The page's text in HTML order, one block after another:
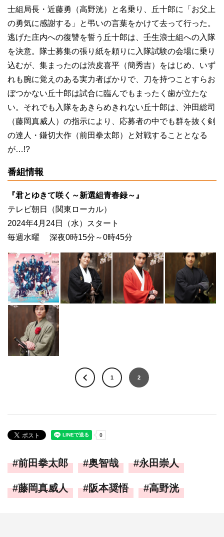
士組局長・近藤勇（高野洸）と名乗り、丘十郎に「お父上
の勇気に感謝する」と弔いの言葉をかけて去って行った。
逃げた庄内への復讐を誓う丘十郎は、壬生浪士組への入隊
を決意。隊士募集の張り紙を頼りに入隊試験の会場に乗り
込むが、集まったのは渋皮喜平（簡秀吉）をはじめ、いず
れも腕に覚えのある実力者ばかりで、刀を持つことすらお
ぼつかない丘十郎は試合に臨んでもまったく歯が立たな
い。それでも入隊をあきらめきれない丘十郎は、沖田総司
（藤岡真威人）の指示により、応募者の中でも群を抜く剣
の達人・鎌切大作（前田拳太郎）と対戦することとなる
が…!?
番組情報
『君とゆきて咲く～新選組青春録～』
テレビ朝日（関東ローカル）
2024年4月24日（水）スタート
毎週水曜 深夜0時15分～0時45分
1 2
前田拳太郎 奥智哉 永田崇人
藤岡真威人 阪本奨悟 高野洸